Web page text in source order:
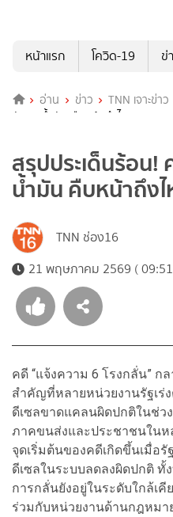
หน้าแรก
โควิด-19 ข่
อ่าน ข่าว TNN เจาะข่าว
กักตุนน้ำมัน คืบหน้าถึงไหน?
สรุปประเด็นร้อน
น้ำมัน คืบหน้าถึง
TNN ช่อง16
21 พฤษภาคม 2569 (
คดี “แจ้งความ 6 โรงกลั่น” ก
สำคัญที่หลายหน่วยงานรัฐเร่
ดีเซลขาดแคลนผิดปกติในช่ว
ภาคขนส่งและประชาชนในห
จุดเริ่มต้นของคดีเกิดขึ้นเมื่อ
ดีเซลในระบบลดลงผิดปกติ ทั้
การกลั่นยังอยู่ในระดับใกล้เ
ร่วมกับหน่วยงานด้านกฎหม